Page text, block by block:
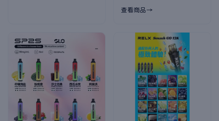
查看商品